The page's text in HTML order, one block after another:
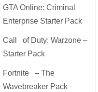
GTA Online: Criminal
Enterprise Starter Pack
Call of Duty: Warzone –
Starter Pack
Fortnite – The
Wavebreaker Pack